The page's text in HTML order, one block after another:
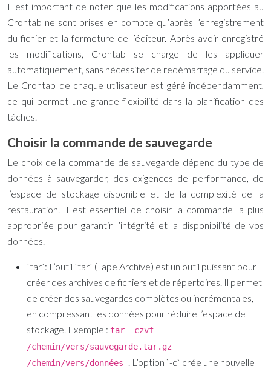
Il est important de noter que les modifications apportées au
Crontab ne sont prises en compte qu’après l’enregistrement
du fichier et la fermeture de l’éditeur. Après avoir enregistré
les modifications, Crontab se charge de les appliquer
automatiquement, sans nécessiter de redémarrage du service.
Le Crontab de chaque utilisateur est géré indépendamment,
ce qui permet une grande flexibilité dans la planification des
tâches.
Choisir la commande de sauvegarde
Le choix de la commande de sauvegarde dépend du type de
données à sauvegarder, des exigences de performance, de
l’espace de stockage disponible et de la complexité de la
restauration. Il est essentiel de choisir la commande la plus
appropriée pour garantir l’intégrité et la disponibilité de vos
données.
`tar`: L’outil `tar` (Tape Archive) est un outil puissant pour
créer des archives de fichiers et de répertoires. Il permet
de créer des sauvegardes complètes ou incrémentales,
en compressant les données pour réduire l’espace de
stockage. Exemple : tar -czvf
/chemin/vers/sauvegarde.tar.gz
/chemin/vers/données . L’option `-c` crée une nouvelle